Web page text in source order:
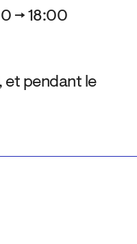
→ 18:00
et pendant le